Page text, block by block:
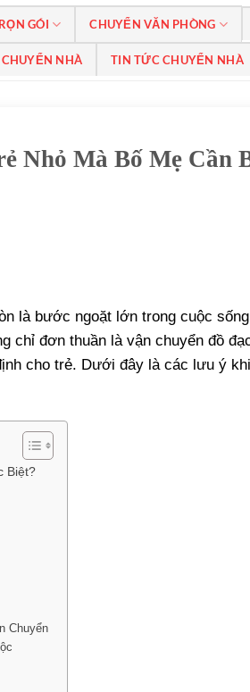
GÓI CHUYỂN VĂN PHÒNG
NHÀ TIN TỨC CHUYỂN NHÀ
Nhỏ Mà Bố Mẹ Cần
là bước ngoặt lớn trong cuộc
chỉ đơn thuần là vận chuyển đồ
cho trẻ. Dưới đây là các lưu ý
Biệt?
Chuyển